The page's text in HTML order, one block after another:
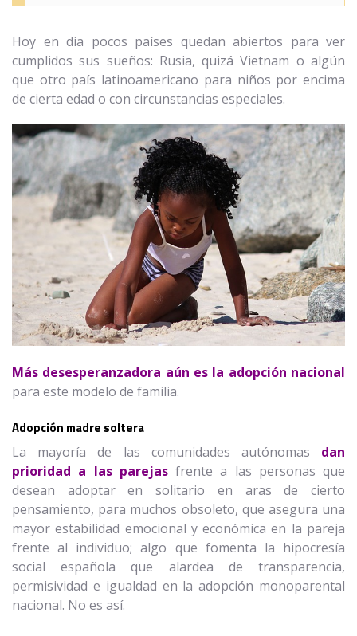
Hoy en día pocos países quedan abiertos para ver
cumplidos sus sueños: Rusia, quizá Vietnam o algún
que otro país latinoamericano para niños por encima
de cierta edad o con circunstancias especiales.
Más desesperanzadora aún es la adopción nacional
para este modelo de familia.
Adopción madre soltera
La mayoría de las comunidades autónomas dan
prioridad a las parejasfrente a las personas que
desean adoptar en solitario en aras de cierto
pensamiento, para muchos obsoleto, que asegura una
mayor estabilidad emocional y económica en la pareja
frente al individuo; algo que fomenta la hipocresía
social española que alardea de transparencia,
permisividad e igualdad en la adopción monoparental
nacional. No es así.